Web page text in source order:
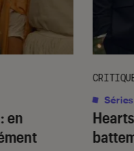
en
Séries